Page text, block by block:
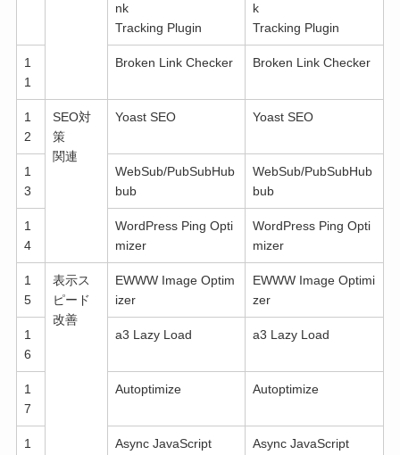
nk
Tracking Plugin
k
Tracking Plugin
1
1
Broken Link Checker Broken Link Checker
1
2
SEO対
策
関連
Yoast SEO Yoast SEO
1
3
WebSub/PubSubHub
bub
WebSub/PubSubHub
bub
1
4
WordPress Ping Opti
mizer
WordPress Ping Opti
mizer
1
5
表示ス
ピード
改善
EWWW Image Optim
izer
EWWW Image Optimi
zer
1
6
a3 Lazy Load a3 Lazy Load
1
7
Autoptimize Autoptimize
1
Async JavaScript Async JavaScript